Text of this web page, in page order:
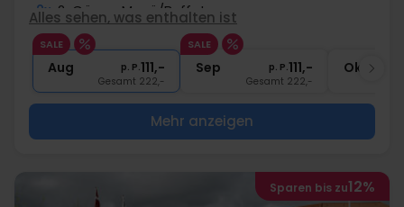
2x 2-Gänge Menü/Buffet
∞ Gratis Parken
∞ Gratis Internet
Alles sehen, was enthalten ist
SALE
Aug p. P.111,-
Gesamt 222,-
SALE
Sep p. P.111,-
Gesamt 222,-
Okt
Mehr anzeigen
Sparen bis zu12%